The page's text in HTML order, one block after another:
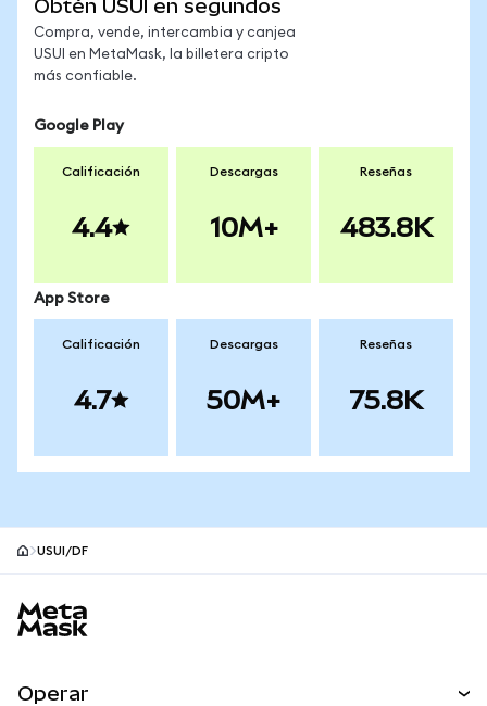
Obtén USUI en segundos
Compra, vende, intercambia y canjea
USUI en MetaMask, la billetera cripto
más confiable.
Google Play
Calificación
4.4
Descargas
10M+
Reseñas
483.8K
App Store
Calificación
4.7
Descargas
50M+
Reseñas
75.8K
USUI/DF
Operar